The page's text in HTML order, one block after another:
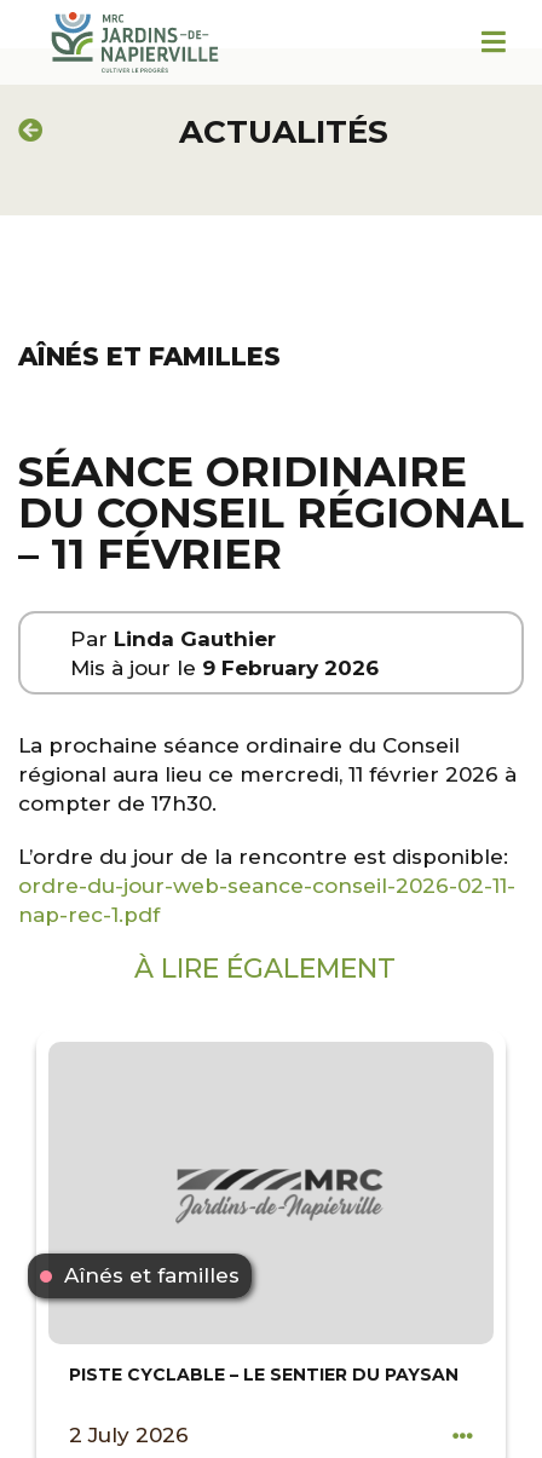
ACTUALITÉS
AÎNÉS ET FAMILLES
SÉANCE ORIDINAIRE
DU CONSEIL RÉGIONAL
– 11 FÉVRIER
Par Linda Gauthier
Mis à jour le 9 February 2026
La prochaine séance ordinaire du Conseil
régional aura lieu ce mercredi, 11 février 2026 à
compter de 17h30.
L’ordre du jour de la rencontre est disponible:
ordre-du-jour-web-seance-conseil-2026-02-11-
nap-rec-1.pdf
À LIRE ÉGALEMENT
Aînés et familles
PISTE CYCLABLE – LE SENTIER DU PAYSAN
2 July 2026